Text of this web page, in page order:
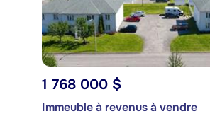
1 768 000 $
Immeuble à revenus à vendre